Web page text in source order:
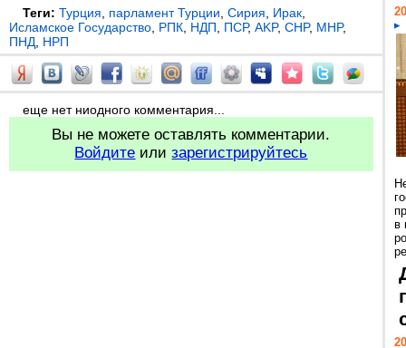
Теги: Турция парламент Турции Сирия Ирак
Исламское Государство РПК НДП ПСР, AKP, CHP, MHP,
ПНД НРП
еще нет ниодного комментария...
Вы не можете оставлять комментарии.
Войдите илизарегистрируйтесь
в